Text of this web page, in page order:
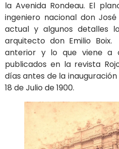
la Avenida Rondeau. El
ingeniero nacional don
actual y algunos detalles
arquitecto don Emilio
anterior y lo que viene a
publicados en la revista
días antes de la
18 de Julio de 1900.